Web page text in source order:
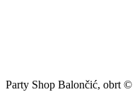
Party Shop Balončić, obrt ©